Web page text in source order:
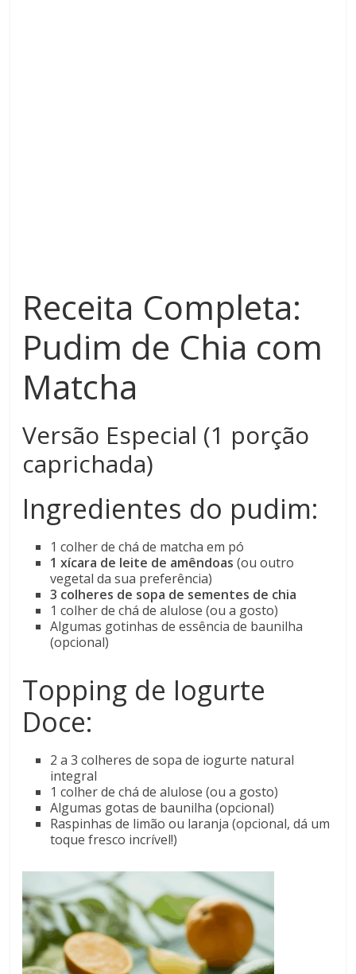
Receita Completa:
Pudim de Chia com
Matcha
Versão Especial (1 porção
caprichada)
Ingredientes do pudim:
1 colher de chá de matcha em pó
1 xícara de leite de amêndoas (ou outro
vegetal da sua preferência)
3 colheres de sopa de sementes de chia
1 colher de chá de alulose (ou a gosto)
Algumas gotinhas de essência de baunilha
(opcional)
Topping de Iogurte
Doce:
2 a 3 colheres de sopa de iogurte natural
integral
1 colher de chá de alulose (ou a gosto)
Algumas gotas de baunilha (opcional)
Raspinhas de limão ou laranja (opcional, dá um
toque fresco incrível!)